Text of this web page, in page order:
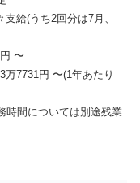
給(うち2回分は7月、
〜
万7731円 〜(1年あたり
時間については別途残業